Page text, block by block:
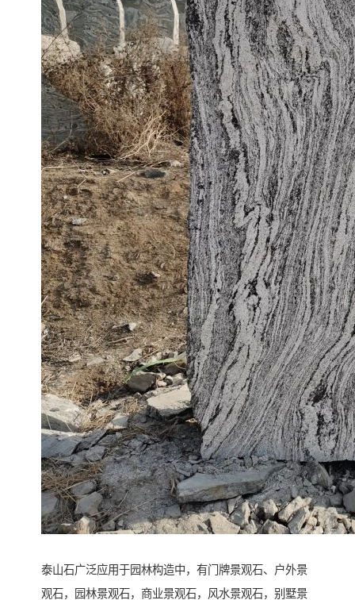
泰山石广泛应用于园林构造中，有门牌景观石、户外景
观石，园林景观石，商业景观石，风水景观石，别墅景